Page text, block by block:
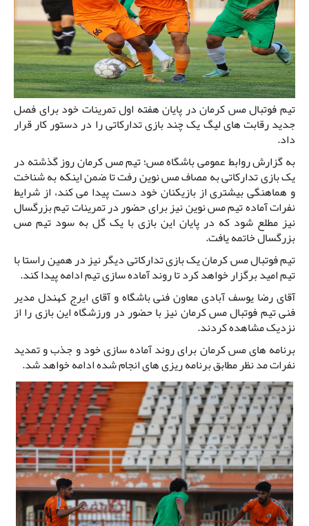
تیم فوتبال مس کرمان در پایان هفته اول تمرینات خود برای فصل
جدید رقابت های لیگ یک چند بازی تدارکاتی را در دستور کار قرار
داد.
به گزارش روابط عمومی باشگاه مس؛ تیم مس کرمان روز گذشته در
یک بازی تدارکاتی به مصاف مس نوین رفت تا ضمن اینکه به شناخت
و هماهنگی بیشتری از بازیکنان خود دست پیدا می کند، از شرایط
نفرات آماده تیم مس نوین نیز برای حضور در تمرینات تیم بزرگسال
نیز مطلع شود که در پایان این بازی با یک گل به سود تیم مس
بزرگسال خاتمه یافت.
تیم فوتبال مس کرمان یک بازی تدارکاتی دیگر نیز در همین راستا با
تیم امید برگزار خواهد کرد تا روند آماده سازی تیم ادامه پیدا کند.
آقای رضا یوسف آبادی معاون فنی باشگاه و آقای ایرج کهندل مدیر
فنی تیم فوتبال مس کرمان نیز با حضور در ورزشگاه این بازی را از
نزدیک مشاهده کردند.
برنامه های مس کرمان برای روند آماده سازی خود و جذب و تمدید
نفرات مد نظر مطابق برنامه ریزی های انجام شده ادامه خواهد شد.